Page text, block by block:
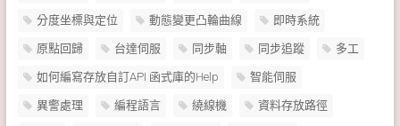
分度坐標與定位 動態變更凸輪曲線 即時系統
原點回歸 台達伺服 同步軸 同步追蹤 多工
如何編寫存放自訂API 函式庫的Help 智能伺服
異警處理 編程語言 繞線機 資料存放路徑